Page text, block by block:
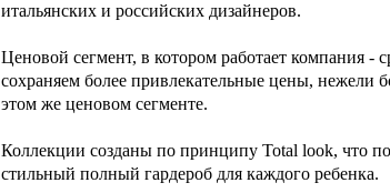
итальянских и российских дизайнеров.
Ценовой сегмент, в котором работает компания
сохраняем более привлекательные цены, нежели
этом же ценовом сегменте.
Коллекции созданы по принципу Total look, что
стильный полный гардероб для каждого ребенка.